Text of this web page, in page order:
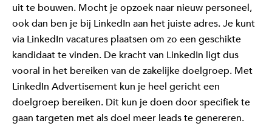
uit te bouwen. Mocht je opzoek naar nieuw personeel,
ook dan ben je bij LinkedIn aan het juiste adres. Je kunt
via LinkedIn vacatures plaatsen om zo een geschikte
kandidaat te vinden. De kracht van LinkedIn ligt dus
vooral in het bereiken van de zakelijke doelgroep. Met
LinkedIn Advertisement kun je heel gericht een
doelgroep bereiken. Dit kun je doen door specifiek te
gaan targeten met als doel meer leads te genereren.